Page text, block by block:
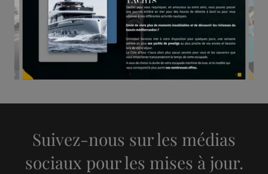
Suivez-nous sur les médias
sociaux pour les mises à jour.